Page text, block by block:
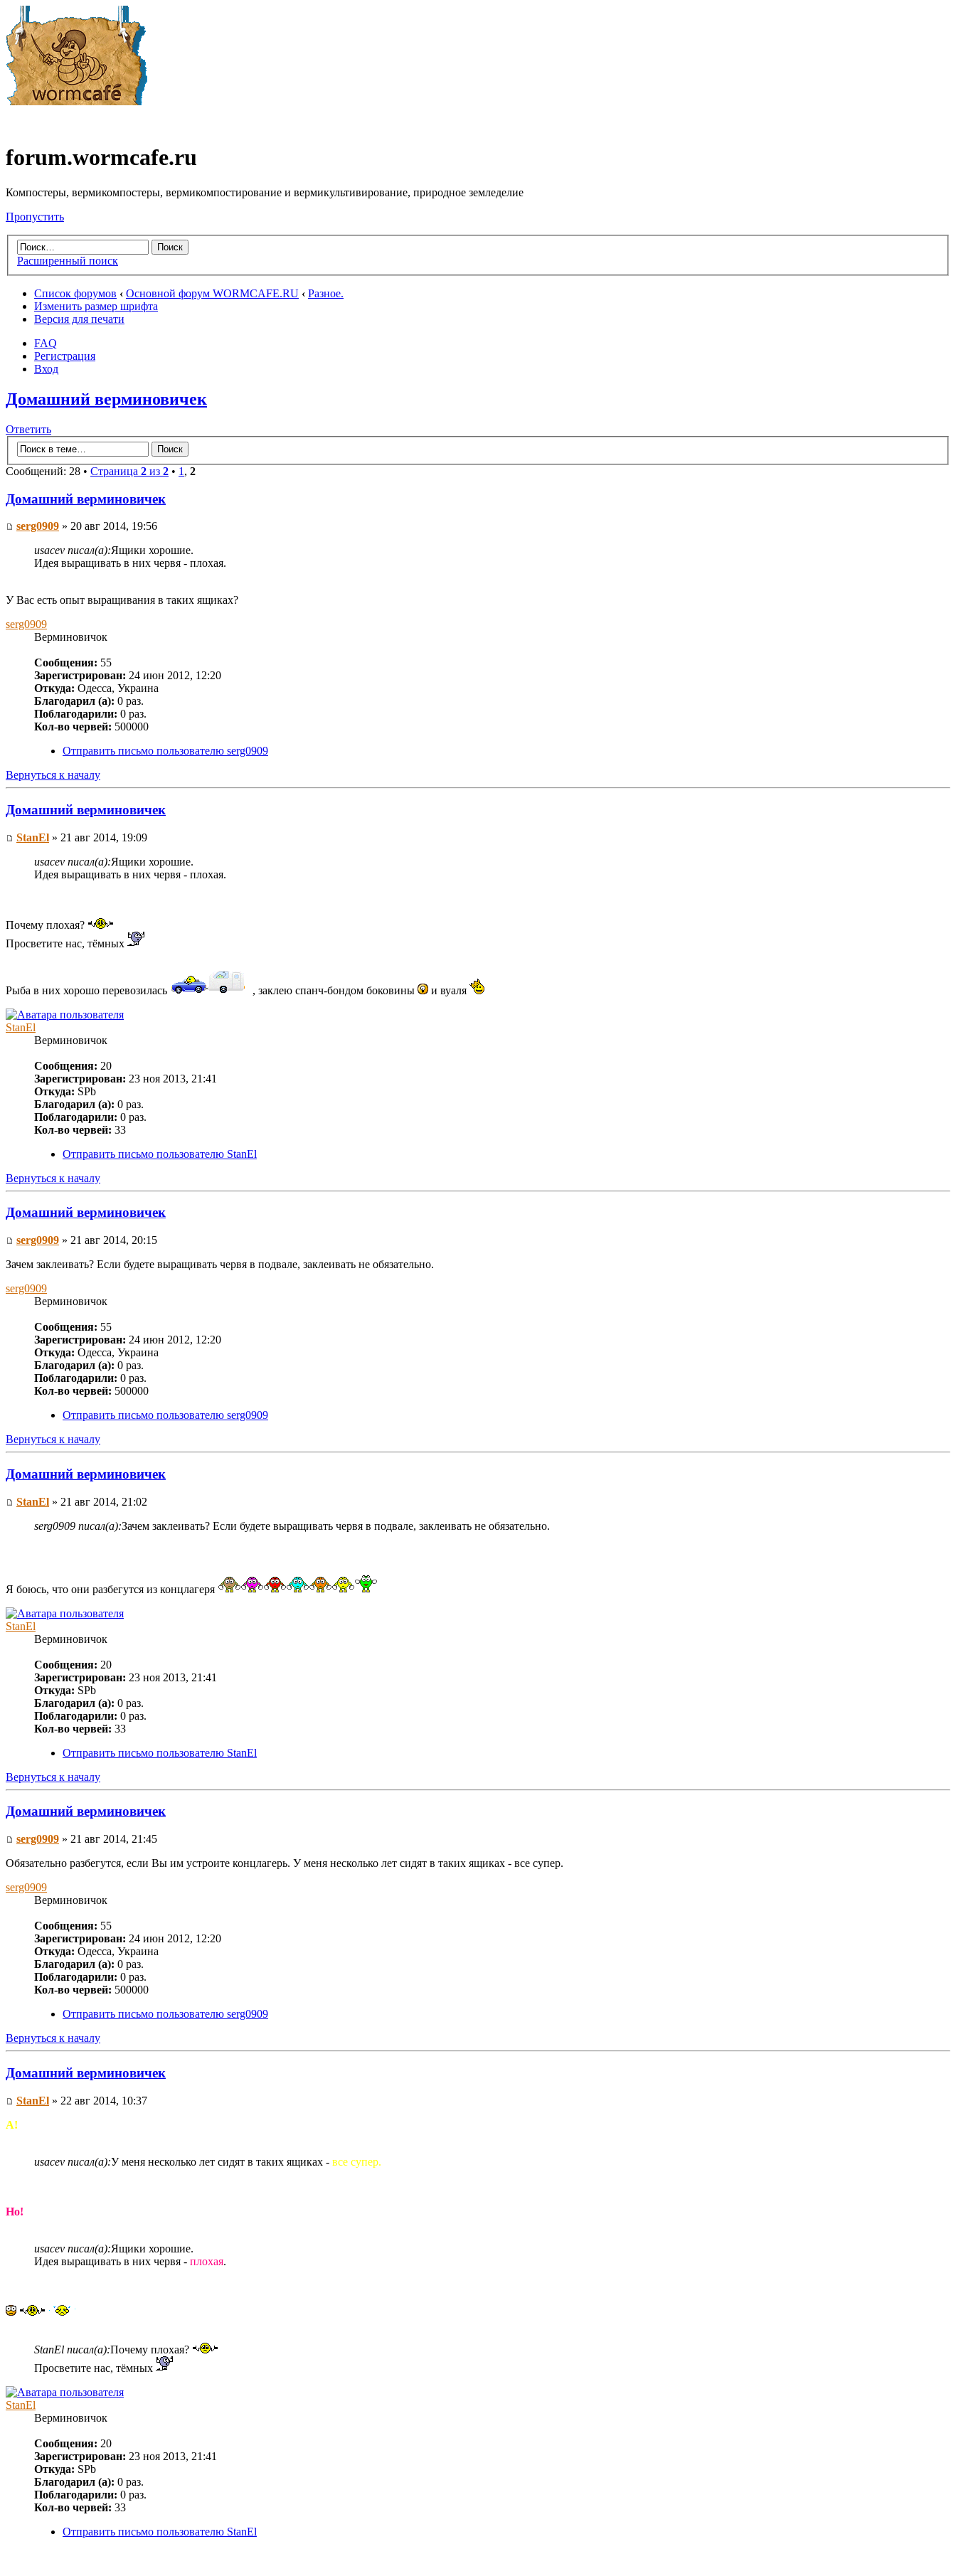
forum.wormcafe.ru
Компостеры, вермикомпостеры, вермикомпостирование и вермикультивирование, природное земледелие
Пропустить
Расширенный поиск
Список форумов ‹ Основной форум WORMCAFE.RU ‹ Разное.
Изменить размер шрифта
Версия для печати
FAQ
Регистрация
Вход
Домашний верминовичек
Ответить
Сообщений: 28 • Страница 2 из 2 • 1 , 2
Домашний верминовичек
serg0909 » 20 авг 2014, 19:56
usacev писал(а):Ящики хорошие.
Идея выращивать в них червя - плохая.
У Вас есть опыт выращивания в таких ящиках?
serg0909
Верминовичок
Сообщения: 55
Зарегистрирован: 24 июн 2012, 12:20
Откуда: Одесса, Украина
Благодарил (а): 0 раз.
Поблагодарили: 0 раз.
Кол-во червей: 500000
Отправить письмо пользователю serg0909
Вернуться к началу
Домашний верминовичек
StanEl » 21 авг 2014, 19:09
usacev писал(а):Ящики хорошие.
Идея выращивать в них червя - плохая.
Почему плохая?
Просветите нас, тёмных
Рыба в них хорошо перевозилась , заклею спанч-бондом боковины и вуаля
StanEl
Верминовичок
Сообщения: 20
Зарегистрирован: 23 ноя 2013, 21:41
Откуда: SPb
Благодарил (а): 0 раз.
Поблагодарили: 0 раз.
Кол-во червей: 33
Отправить письмо пользователю StanEl
Вернуться к началу
Домашний верминовичек
serg0909 » 21 авг 2014, 20:15
Зачем заклеивать? Если будете выращивать червя в подвале, заклеивать не обязательно.
serg0909
Верминовичок
Сообщения: 55
Зарегистрирован: 24 июн 2012, 12:20
Откуда: Одесса, Украина
Благодарил (а): 0 раз.
Поблагодарили: 0 раз.
Кол-во червей: 500000
Отправить письмо пользователю serg0909
Вернуться к началу
Домашний верминовичек
StanEl » 21 авг 2014, 21:02
serg0909 писал(а):Зачем заклеивать? Если будете выращивать червя в подвале, заклеивать не обязательно.
Я боюсь, что они разбегутся из концлагеря
StanEl
Верминовичок
Сообщения: 20
Зарегистрирован: 23 ноя 2013, 21:41
Откуда: SPb
Благодарил (а): 0 раз.
Поблагодарили: 0 раз.
Кол-во червей: 33
Отправить письмо пользователю StanEl
Вернуться к началу
Домашний верминовичек
serg0909 » 21 авг 2014, 21:45
Обязательно разбегутся, если Вы им устроите концлагерь. У меня несколько лет сидят в таких ящиках - все супер.
serg0909
Верминовичок
Сообщения: 55
Зарегистрирован: 24 июн 2012, 12:20
Откуда: Одесса, Украина
Благодарил (а): 0 раз.
Поблагодарили: 0 раз.
Кол-во червей: 500000
Отправить письмо пользователю serg0909
Вернуться к началу
Домашний верминовичек
StanEl » 22 авг 2014, 10:37
А!
usacev писал(а):У меня несколько лет сидят в таких ящиках - все супер.
Но!
usacev писал(а):Ящики хорошие.
Идея выращивать в них червя - плохая.
StanEl писал(а):Почему плохая?
Просветите нас, тёмных
StanEl
Верминовичок
Сообщения: 20
Зарегистрирован: 23 ноя 2013, 21:41
Откуда: SPb
Благодарил (а): 0 раз.
Поблагодарили: 0 раз.
Кол-во червей: 33
Отправить письмо пользователю StanEl